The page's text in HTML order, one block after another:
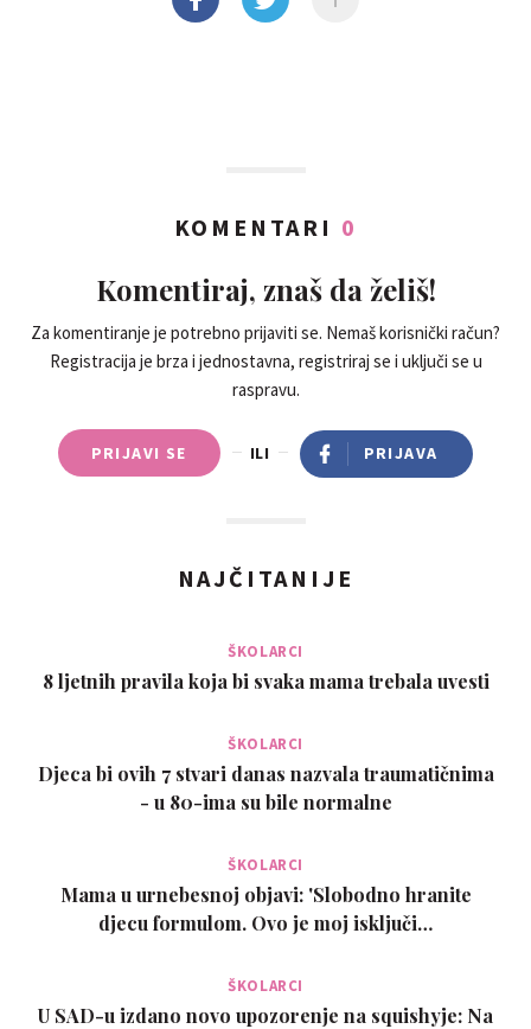
KOMENTARI 0
Komentiraj, znaš da želiš!
Za komentiranje je potrebno prijaviti se. Nemaš korisnički račun?
Registracija je brza i jednostavna, registriraj se i uključi se u
raspravu.
PRIJAVI SE ILI PRIJAVA
NAJČITANIJE
ŠKOLARCI
8 ljetnih pravila koja bi svaka mama trebala uvesti
ŠKOLARCI
Djeca bi ovih 7 stvari danas nazvala traumatičnima
- u 80-ima su bile normalne
ŠKOLARCI
Mama u urnebesnoj objavi: 'Slobodno hranite
djecu formulom. Ovo je moj isključi…
ŠKOLARCI
U SAD-u izdano novo upozorenje na squishyje: Na